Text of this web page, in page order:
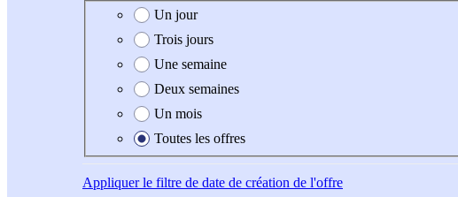
Date de création de l'offre
Un jour
Trois jours
Une semaine
Deux semaines
Un mois
Toutes les offres
Appliquerle filtre de date de création de l'offre